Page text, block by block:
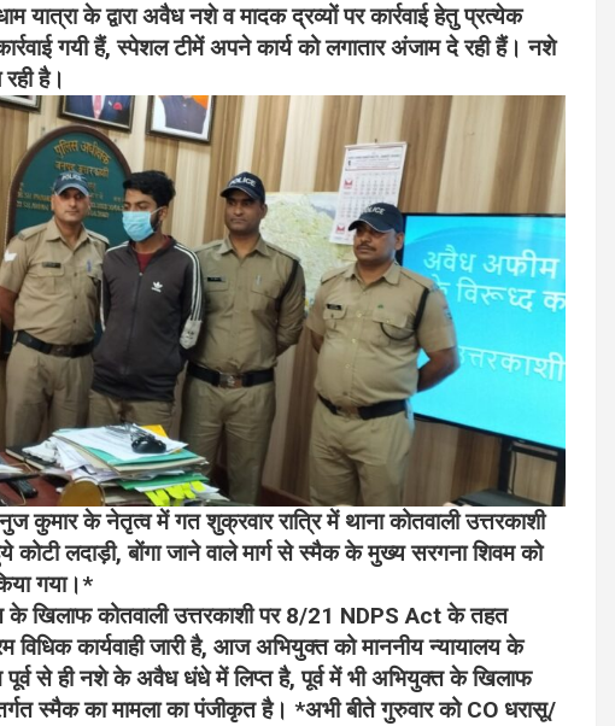
यात्रा के द्वारा अवैध नशे व मादक द्रव्यों पर कार्रवाई हेतु प्रत्येक
गयी हैं, स्पेशल टीमें अपने कार्य को लगातार अंजाम दे रही हैं। नशे
के पीछे भेज रही है।
कुमार के नेतृत्व में गत शुक्रवार रात्रि में थाना कोतवाली उत्तरकाशी
कोटी लदाड़ी, बोंगा जाने वाले मार्ग से स्मैक के मुख्य सरगना शिवम को
गया।*
के खिलाफ कोतवाली उत्तरकाशी पर 8/21 NDPS Act के तहत
कार्यवाही जारी है, आज अभियुक्त को माननीय न्यायालय के
से ही नशे के अवैध धंधे में लिप्त है, पूर्व में भी अभियुक्त के खिलाफ
स्मैक का मामला का पंजीकृत है। *अभी बीते गुरुवार को CO धरासू/